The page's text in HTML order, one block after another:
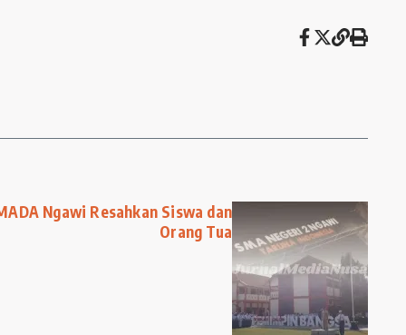
Ngawi Resahkan Siswa dan
Orang Tua